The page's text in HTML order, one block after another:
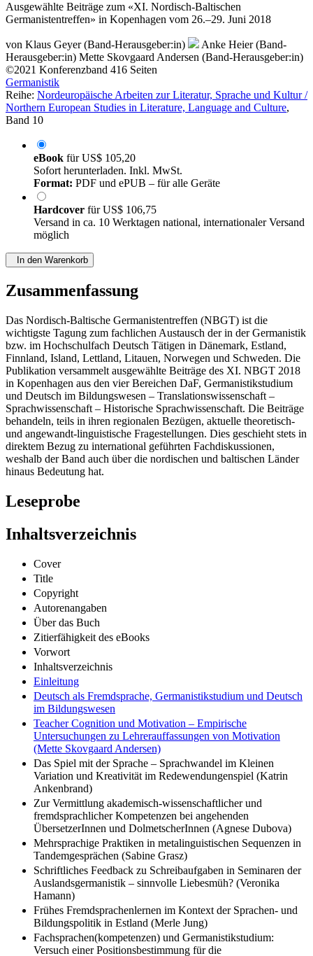
Ausgewählte Beiträge zum «XI. Nordisch-Baltischen
vonKlaus Geyer (Band-Herausgeber:in)
Anke Heier (Band-
Herausgeber:in) Mette Skovgaard Andersen (Band-Herausgeber:in)
©2021 Konferenzband
Germanistik
Reihe:Nordeuropäische Arbeiten zur Literatur, Sprache und Kultur /
Northern European Studies in Literature, Language and Culture
eBookfürUS$ 105,20
Sofort herunterladen. Inkl. MwSt.
Format:
HardcoverfürUS$ 106,75
Versand in ca. 10 Werktagen national, internationaler Versand
Zusammenfassung
Das Nordisch-Baltische Germanistentreffen (NBGT) ist die
wichtigste Tagung zum fachlichen Austausch der in der Germanistik
bzw. im Hochschulfach Deutsch Tätigen in Dänemark, Estland,
Finnland, Island, Lettland, Litauen, Norwegen und Schweden. Die
Publikation versammelt ausgewählte Beiträge des XI. NBGT 2018
in Kopenhagen aus den vier Bereichen DaF, Germanistikstudium
und Deutsch im Bildungswesen – Translationswissenschaft –
Sprachwissenschaft – Historische Sprachwissenschaft. Die Beiträge
behandeln, teils in ihren regionalen Bezügen, aktuelle theoretisch-
und angewandt-linguistische Fragestellungen. Dies geschieht stets in
direktem Bezug zu international geführten Fachdiskussionen,
weshalb der Band auch über die nordischen und baltischen Länder
Leseprobe
Cover
Title
Copyright
Autorenangaben
Über das Buch
Zitierfähigkeit des eBooks
Vorwort
Inhaltsverzeichnis
Einleitung
Deutsch als Fremdsprache, Germanistikstudium und Deutsch
im Bildungswesen
Teacher Cognition und Motivation – Empirische
Untersuchungen zu Lehrerauffassungen von Motivation
(Mette Skovgaard Andersen)
Das Spiel mit der Sprache – Sprachwandel im Kleinen
Variation und Kreativität im Redewendungenspiel (Katrin
Ankenbrand)
Zur Vermittlung akademisch-wissenschaftlicher und
fremdsprachlicher Kompetenzen bei angehenden
ÜbersetzerInnen und DolmetscherInnen (Agnese Dubova)
Mehrsprachige Praktiken in metalinguistischen Sequenzen in
Tandemgesprächen (Sabine Grasz)
Schriftliches Feedback zu Schreibaufgaben in Seminaren der
Auslandsgermanistik – sinnvolle Liebesmüh? (Veronika
Hamann)
Frühes Fremdsprachenlernen im Kontext der Sprachen- und
Bildungspolitik in Estland (Merle Jung)
Fachsprachen(kompetenzen) und Germanistikstudium: